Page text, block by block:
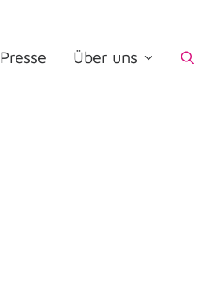
Presse Über uns